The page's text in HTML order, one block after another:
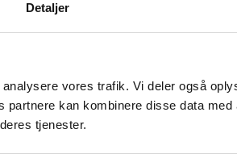
Detaljer
vores trafik. Vi deler også
kan kombinere disse data med
tjenester.
Fredag har vi lukket for